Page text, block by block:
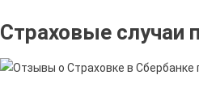
Страховые случаи